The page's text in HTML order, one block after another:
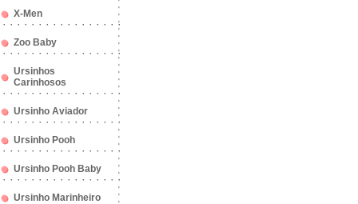
X-Men
Zoo Baby
Ursinhos
Carinhosos
Ursinho Aviador
Ursinho Pooh
Ursinho Pooh Baby
Ursinho Marinheiro